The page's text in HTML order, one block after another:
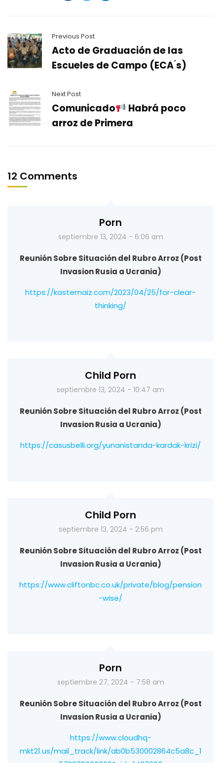
Previous Post
Acto de Graduación de las
Escueles de Campo (ECA ́s)
Next Post
Comunicado
Habrá poco
arroz de Primera
12 Comments
Porn
septiembre 13, 2024 - 6:06 am
Reunión Sobre Situación del Rubro Arroz (Post
Invasion Rusia a Ucrania)
https://kastemaiz.com/2023/04/25/for-clear-
thinking/
Child Porn
septiembre 13, 2024 - 10:47 am
Reunión Sobre Situación del Rubro Arroz (Post
Invasion Rusia a Ucrania)
https://casusbelli.org/yunanistanda-kardak-krizi/
Child Porn
septiembre 13, 2024 - 2:56 pm
Reunión Sobre Situación del Rubro Arroz (Post
Invasion Rusia a Ucrania)
https://www.cliftonbc.co.uk/private/blog/pension
-wise/
Porn
septiembre 27, 2024 - 7:58 am
Reunión Sobre Situación del Rubro Arroz (Post
Invasion Rusia a Ucrania)
https://www.cloudhq-
mkt21.us/mail_track/link/ab0b530002864c5a8c_1